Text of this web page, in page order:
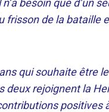
besoin que d’un
frisson de la bataille
qui souhaite être
deux rejoignent la
positives